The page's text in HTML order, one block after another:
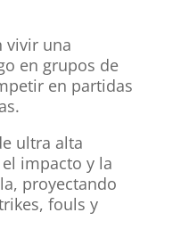
vivir una
en grupos de
en partidas
ultra alta
impacto y la
proyectando
fouls y